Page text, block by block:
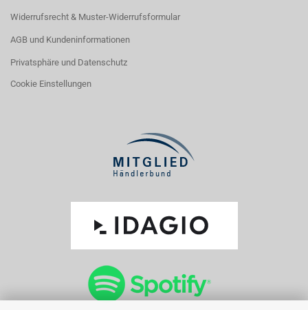
Widerrufsrecht & Muster-Widerrufsformular
AGB und Kundeninformationen
Privatsphäre und Datenschutz
Cookie Einstellungen